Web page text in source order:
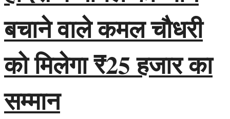
बचाने वाले कमल चौधरी
को मिलेगा ₹25 हजार का
सम्मान